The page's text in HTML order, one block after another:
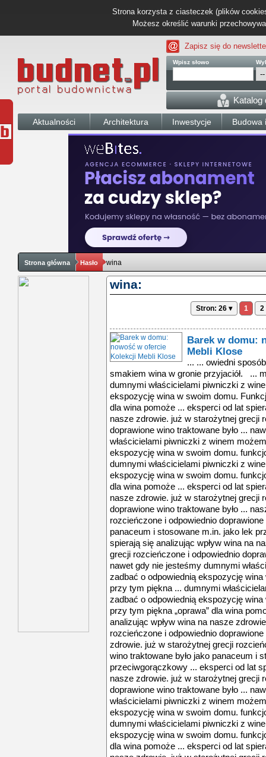
Strona korzysta z ciasteczek (plików
Możesz określić warunki
Zapisz się do
Wpisz słowo
Katalog
Aktualności Architektura Inwestycje Budowa
Strona główna Hasło wina
wina:
Stron: 26 ▾ 1 2
Barek w domu:
Mebli Klose
... ... owiedni
smakiem wina w gronie przyjaciół. ...
dumnymi właścicielami piwniczki z
ekspozycję wina w swoim domu.
dla wina pomoże ... eksperci od lat
nasze zdrowie. już w starożytnej grecji
doprawione wino traktowane było ...
właścicielami piwniczki z winem
ekspozycję wina w swoim domu.
dumnymi właścicielami piwniczki z
ekspozycję wina w swoim domu.
dla wina pomoże ... eksperci od lat
nasze zdrowie. już w starożytnej grecji
doprawione wino traktowane było ...
rozcieńczone i odpowiednio
panaceum i stosowane m.in. jako lek
spierają się analizując wpływ wina na
grecji rozcieńczone i odpowiednio
nawet gdy nie jesteśmy dumnymi
zadbać o odpowiednią ekspozycję
przy tym piękna ... dumnymi
zadbać o odpowiednią ekspozycję
przy tym piękna „oprawa” dla wina
analizując wpływ wina na nasze
rozcieńczone i odpowiednio
zdrowie. już w starożytnej grecji
wino traktowane było jako panaceum i
przeciwgorączkowy ... eksperci od lat
nasze zdrowie. już w starożytnej grecji
doprawione wino traktowane było ...
właścicielami piwniczki z winem
ekspozycję wina w swoim domu.
dumnymi właścicielami piwniczki z
ekspozycję wina w swoim domu.
dla wina pomoże ... eksperci od lat